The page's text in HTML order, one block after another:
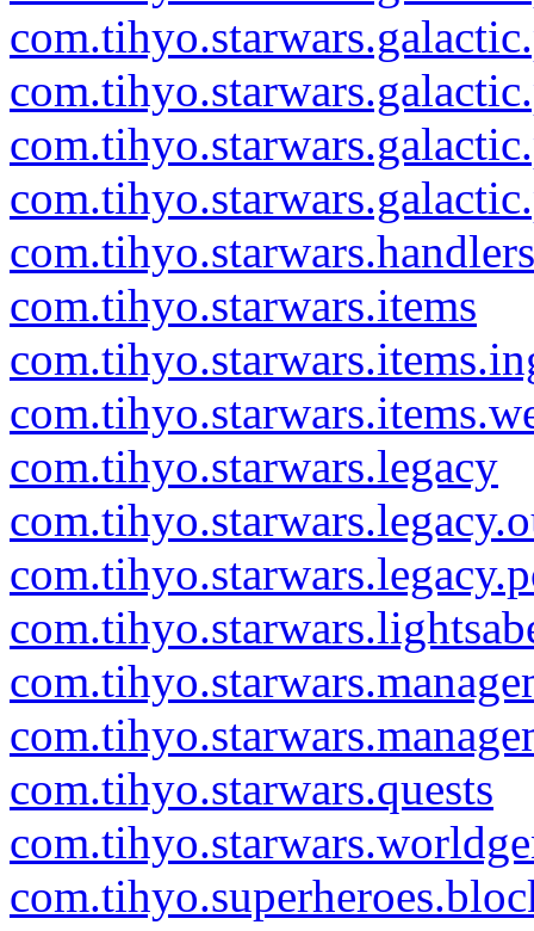
com.tihyo.starwars.handlers
com.tihyo.starwars.items
com.tihyo.starwars.legacy
com.tihyo.starwars.quests